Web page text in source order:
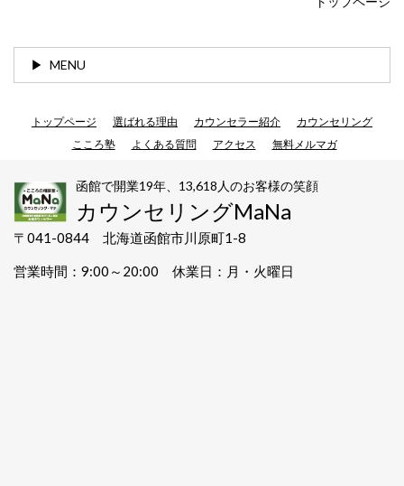
MENU
トップページ 選ばれる理由 カウンセラー紹介
カウンセリング
こころ塾
よくある質問 アクセス 無料メルマガ
函館で開業19年、13,618人のお客様の笑顔
カウンセリングMaNa
〒041-0844 北海道函館市川原町1-8
営業時間：9:00～20:00 休業日：月・火曜日